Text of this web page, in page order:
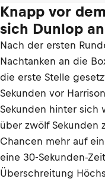
Knapp vor
sich Dunlop
Nach der ersten
Nachtanken an die
die erste Stelle
Sekunden vor
Sekunden hinter sich
über zwölf Sekunden
Chancen mehr auf
eine 30-Sekunden-
Überschreitung